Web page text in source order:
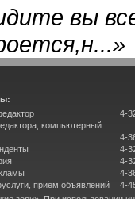
вы
»
компьютерный
прием объявлений
4-
4-
4-
4-
4-
4-